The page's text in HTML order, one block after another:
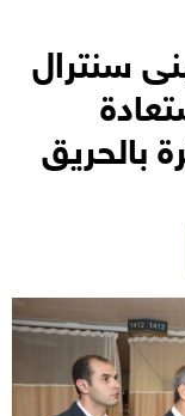
سنترال
بالحريق